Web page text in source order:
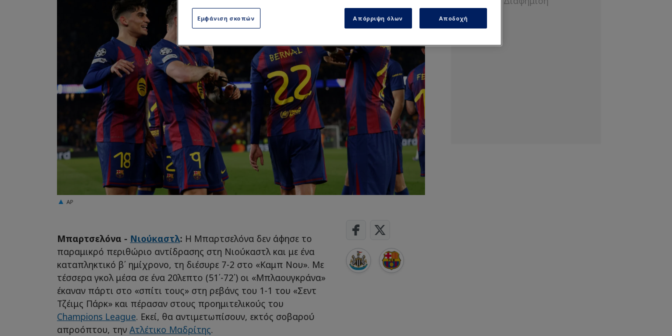
AP
Μπαρτσελόνα - Νιούκαστλ: Η Μπαρτσελόνα δεν άφησε το
παραμικρό περιθώριο αντίδρασης στη Νιούκαστλ και με ένα
καταπληκτικό β΄ ημίχρονο, τη διέσυρε 7-2 στο «Καμπ Νου». Με
τέσσερα γκολ μέσα σε ένα 20λεπτο (51΄-72΄) οι «Μπλαουγκράνα»
έκαναν πάρτι στο «σπίτι τους» στη ρεβάνς του 1-1 του «Σεντ
Τζέιμς Πάρκ» και πέρασαν στους προημιτελικούς του
Champions League. Εκεί, θα αντιμετωπίσουν, εκτός σοβαρού
απροόπτου, την Ατλέτικο Μαδρίτης.
Εμφάνιση σκοπών Απόρριψη όλων Αποδοχή